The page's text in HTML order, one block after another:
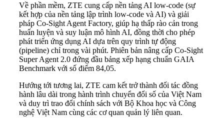
Về phần mềm, ZTE cung cấp nền tảng AI low-code (sự
kết hợp của nền tảng lập trình low-code và AI) và giải
pháp Co-Sight Agent Factory, giúp hạ thấp rào cản trong
huấn luyện và suy luận mô hình AI, đồng thời cho phép
phát triển ứng dụng AI dựa trên quy trình tự động
(pipeline) chỉ trong vài phút. Phiên bản nâng cấp Co-Sight
Super Agent 2.0 đứng đầu bảng xếp hạng chuẩn GAIA
Benchmark với số điểm 84,05.
Hướng tới tương lai, ZTE cam kết trở thành đối tác đồng
hành lâu dài trong hành trình chuyển đổi số của Việt Nam
và duy trì trao đổi chính sách với Bộ Khoa học và Công
nghệ Việt Nam cùng các cơ quan quản lý liên quan.